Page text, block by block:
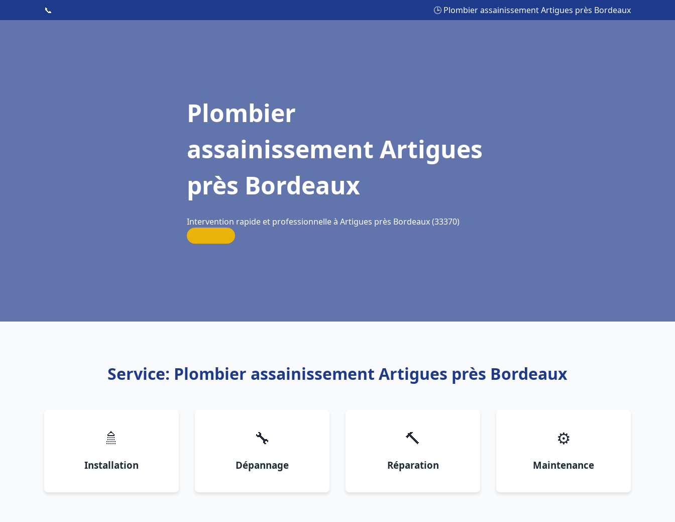
📞 🕒 Plombier assainissement Artigues près Bordeaux
Plombier
assainissement Artigues
près Bordeaux
Intervention rapide et professionnelle à Artigues près Bordeaux (33370)
Service: Plombier assainissement Artigues près Bordeaux
🚿
Installation
🔧
Dépannage
🔨
Réparation
⚙️
Maintenance